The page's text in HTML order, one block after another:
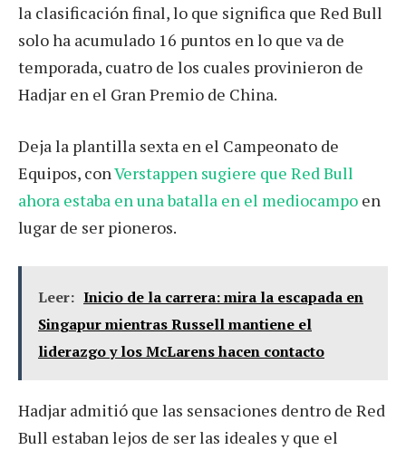
la clasificación final, lo que significa que Red Bull
solo ha acumulado 16 puntos en lo que va de
temporada, cuatro de los cuales provinieron de
Hadjar en el Gran Premio de China.
Deja la plantilla sexta en el Campeonato de
Equipos, conVerstappen sugiere que Red Bull
ahora estaba en una batalla en el mediocampo en
lugar de ser pioneros.
Leer: Inicio de la carrera: mira la escapada en
Singapur mientras Russell mantiene el
liderazgo y los McLarens hacen contacto
Hadjar admitió que las sensaciones dentro de Red
Bull estaban lejos de ser las ideales y que el